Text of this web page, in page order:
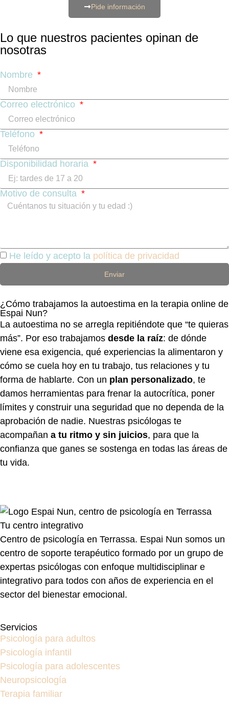
Pide información
Lo que nuestros pacientes opinan de
nosotras
Nombre
Correo electrónico
Teléfono
Disponibilidad horaria
Motivo de consulta
He leído y acepto la política de privacidad
Enviar
¿Cómo trabajamos la autoestima en la terapia online de
Espai Nun?
La autoestima no se arregla repitiéndote que “te quieras
más”. Por eso trabajamos desde la raíz: de dónde
viene esa exigencia, qué experiencias la alimentaron y
cómo se cuela hoy en tu trabajo, tus relaciones y tu
forma de hablarte. Con un plan personalizado, te
damos herramientas para frenar la autocrítica, poner
límites y construir una seguridad que no dependa de la
aprobación de nadie. Nuestras psicólogas te
acompañan a tu ritmo y sin juicios, para que la
confianza que ganes se sostenga en todas las áreas de
tu vida.
Tu centro integrativo
Centro de psicología en Terrassa. Espai Nun somos un
centro de soporte terapéutico formado por un grupo de
expertas psicólogas con enfoque multidisciplinar e
integrativo para todos con años de experiencia en el
sector del bienestar emocional.
Servicios
Psicología para adultos
Psicología infantil
Psicología para adolescentes
Neuropsicología
Terapia familiar